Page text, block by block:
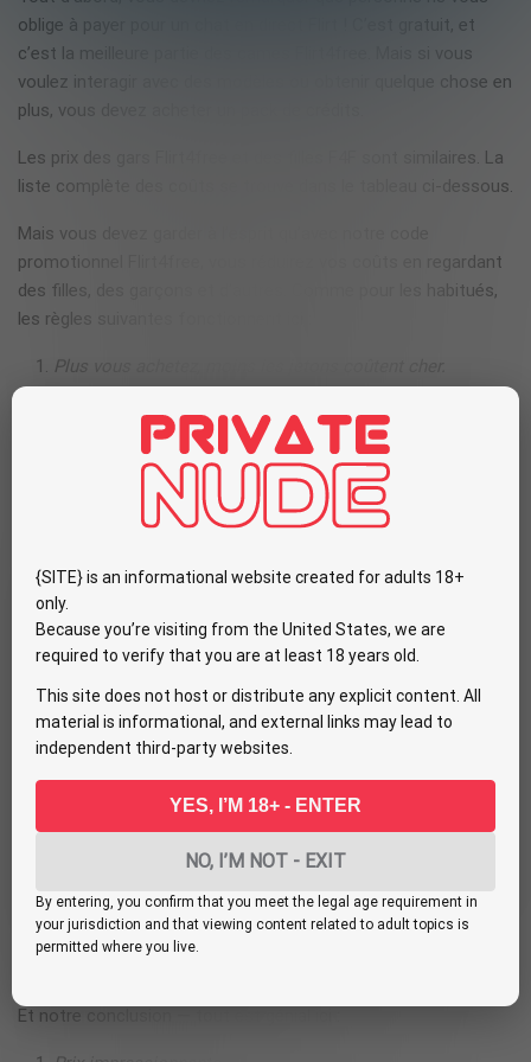
oblige à payer pour un chat en direct Flirt ! C’est gratuit, et
c’est la meilleure partie des cames Flirt4free. Mais si vous
voulez interagir avec des modèles ou obtenir quelque chose en
plus, vous devez acheter un pack de crédits.
Les prix des gars Flirt4free et des filles
sont similaires. La
liste complète des coûts se trouve dans le tableau ci-dessous.
Mais vous devez garder à l’esprit qu’avec notre code
promotionnel Flirt4free, vous réduirez vos coûts en regardant
des filles, des garçons et d’autres. Comme pour les habitués,
les règles suivantes fonctionnent ici :
Plus vous achetez, moins les jetons coûtent cher.
Les modes espion et groupe sont presque toujours moins
chers que les modes privés classiques.
Cam2cam coûte des jetons supplémentaires, et les prix
C’est tout. Et s’il vous plaît, n’oubliez pas que flirter ici est
gratuit. Vous ne devriez pas payer pour vos messages. Et c’est
la partie la plus essentielle de cette plateforme de webcams !
Flirt4free Expérience
Ok, comme nous avons terminé notre aperçu de la description
de Flirt 4 free, nous sommes prêts à vous déplacer pour la
partie la plus adorable de tous les temps. Et ici, nous allons
parler de notre expérience masculine Flirt4free.
Nous avons testé toutes les fonctionnalités, tous les
incroyables bonus de fidélité et regardé les modèles haut et
Et notre conclusion — tout est génial ici :
{SITE} is an informational website created for adults 18+
only.
Because you’re visiting from the United States, we are
required to verify that you are at least 18 years old.
This site does not host or distribute any explicit content. All
material is informational, and external links may lead to
independent third-party websites.
YES, I’M 18+ - ENTER
NO, I’M NOT - EXIT
By entering, you confirm that you meet the legal age requirement in
your jurisdiction and that viewing content related to adult topics is
permitted where you live.